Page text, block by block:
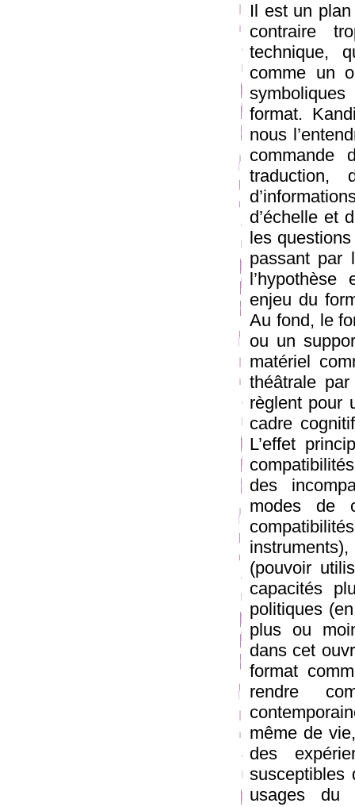
Il est un
contraire
technique,
comme un
format.
nous
commande
d’échelle et
les
passant par
enjeu du
Au fond, le
ou un
matériel
théâtrale
règlent pour
cadre
L’effet
des
modes de
(pouvoir
capacités
politiques
plus ou
dans cet
format
rendre
même de
des
susceptibles
usages du